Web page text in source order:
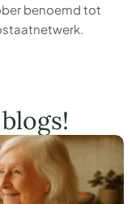
benoemd tot